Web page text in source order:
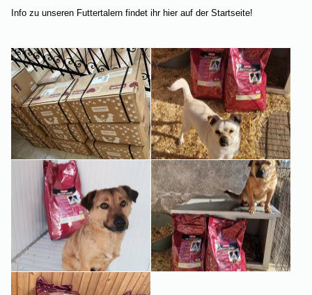
Info zu unseren Futtertalern findet ihr hier auf der Startseite!